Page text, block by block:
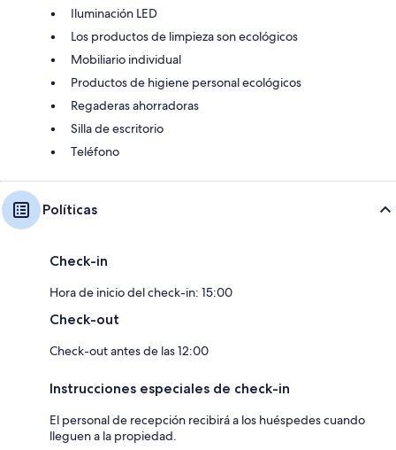
Iluminación LED
Los productos de limpieza son ecológicos
Mobiliario individual
Productos de higiene personal ecológicos
Regaderas ahorradoras
Silla de escritorio
Teléfono
Políticas
Check-in
Hora de inicio del check-in: 15:00
Check-out
Check-out antes de las 12:00
Instrucciones especiales de check-in
El personal de recepción recibirá a los huéspedes cuando
lleguen a la propiedad.